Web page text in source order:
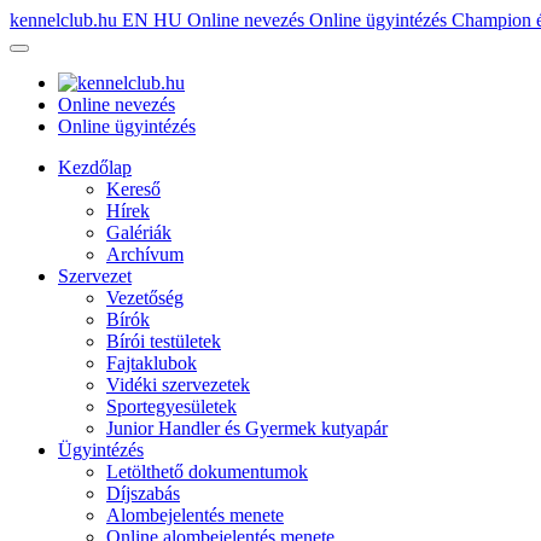
kennelclub.hu EN HU Online nevezés Online ügyintézés Champion
Online nevezés
Online ügyintézés
Kezdőlap
Kereső
Hírek
Galériák
Archívum
Szervezet
Vezetőség
Bírók
Bírói testületek
Fajtaklubok
Vidéki szervezetek
Sportegyesületek
Junior Handler és Gyermek kutyapár
Ügyintézés
Letölthető dokumentumok
Díjszabás
Alombejelentés menete
Online alombejelentés menete